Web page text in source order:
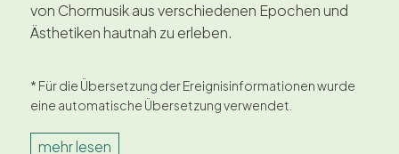
von Chormusik aus verschiedenen Epochen und
Ästhetiken hautnah zu erleben.
* Für die Übersetzung der Ereignisinformationen wurde
eine automatische Übersetzung verwendet.
mehr lesen